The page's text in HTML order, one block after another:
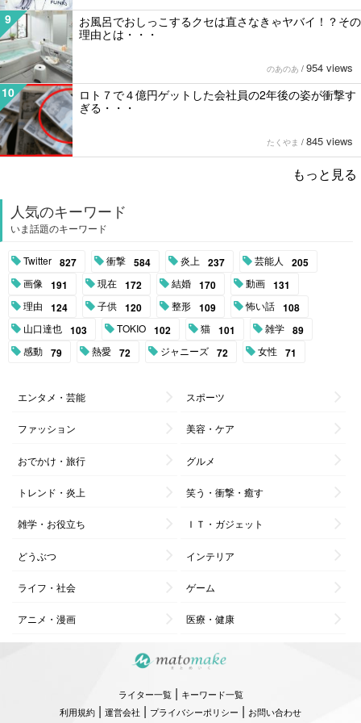
9
お風呂でおしっこするクセは直さなきゃヤバイ！？その
理由とは・・・
のあのあ / 954 views
10
ロト７で４億円ゲットした会社員の2年後の姿が衝撃す
ぎる・・・
たくやま / 845 views
もっと見る
人気のキーワード
いま話題のキーワード
Twitter 827 衝撃 584 炎上 237 芸能人 205
画像 191 現在 172 結婚 170 動画 131
理由 124 子供 120 整形 109 怖い話 108
山口達也 103 TOKIO 102 猫 101 雑学 89
感動 79 熱愛 72 ジャニーズ 72 女性 71
エンタメ・芸能 スポーツ
ファッション 美容・ケア
おでかけ・旅行 グルメ
トレンド・炎上 笑う・衝撃・癒す
雑学・お役立ち ＩＴ・ガジェット
どうぶつ インテリア
ライフ・社会 ゲーム
アニメ・漫画 医療・健康
ライター一覧| キーワード一覧
利用規約 | 運営会社 | プライバシーポリシー | お問い合わせ